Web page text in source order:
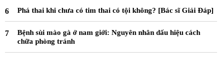
Phá thai khi chưa có tim thai có tội không? [Bác sĩ Giải Đáp]
Bệnh sùi mào gà ở nam giới: Nguyên nhân dấu hiệu cách
chữa phòng tránh